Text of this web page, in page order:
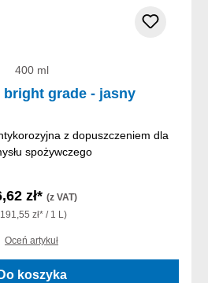
400 ml
bright grade - jasny
z dopuszczeniem dla
spożywczego
zł* (z VAT)
zł* / 1 L)
Oceń artykuł
Do koszyka